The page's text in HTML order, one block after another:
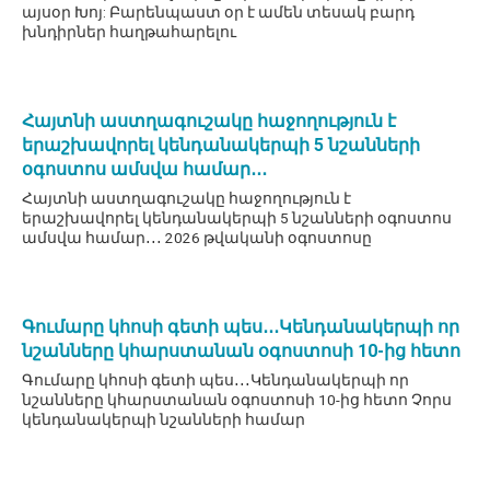
այսօր Խոյ: Բարենպաստ օր է ամեն տեսակ բարդ
խնդիրներ հաղթահարելու
Հայտնի աստղագուշակը հաջողություն է
երաշխավորել կենդանակերպի 5 նշանների
օգոստոս ամսվա համար․․․
Հայտնի աստղագուշակը հաջողություն է
երաշխավորել կենդանակերպի 5 նշանների օգոստոս
ամսվա համար․․․ 2026 թվականի օգոստոսը
Գումարը կհոսի գետի պես․․․Կենդանակերպի որ
նշանները կհարստանան օգոստոսի 10-ից հետո
Գումարը կհոսի գետի պես․․․Կենդանակերպի որ
նշանները կհարստանան օգոստոսի 10-ից հետո Չորս
կենդանակերպի նշանների համար